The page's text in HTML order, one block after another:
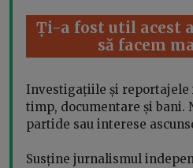
Ți-a fost util acest
să facem
Investigațiile și reportajele
timp, documentare și bani.
partide sau interese
Susține jurnalismul